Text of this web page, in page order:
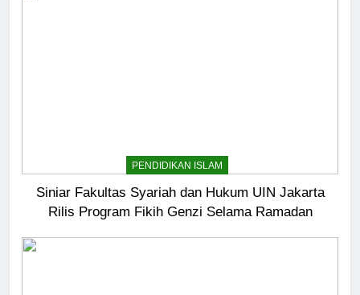
PENDIDIKAN ISLAM
Siniar Fakultas Syariah dan Hukum UIN Jakarta
Rilis Program Fikih Genzi Selama Ramadan
7
Kopi Beneran Versus Kopi Darat